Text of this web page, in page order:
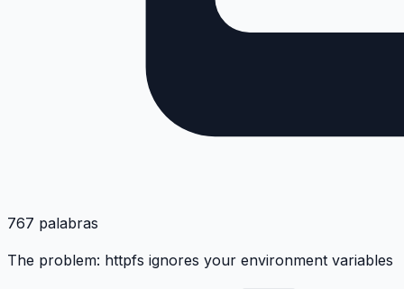
767 palabras
The problem: httpfs ignores your environment variables